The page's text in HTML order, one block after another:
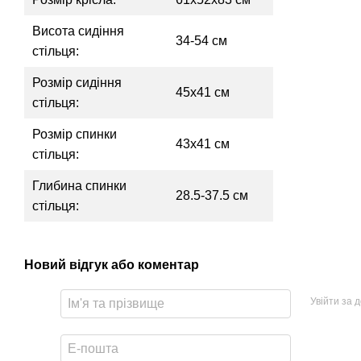
Висота сидіння
стільця:
34-54 см
Розмір сидіння
стільця:
45x41 см
Розмір спинки
стільця:
43х41 см
Глибина спинки
стільця:
28.5-37.5 см
Новий відгук або коментар
Увійти за